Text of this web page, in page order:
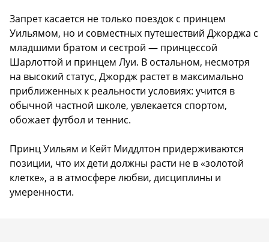
Запрет касается не только поездок с принцем
Уильямом, но и совместных путешествий Джорджа с
младшими братом и сестрой — принцессой
Шарлоттой и принцем Луи. В остальном, несмотря
на высокий статус, Джордж растет в максимально
приближенных к реальности условиях: учится в
обычной частной школе, увлекается спортом,
обожает футбол и теннис.
Принц Уильям и Кейт Миддлтон придерживаются
позиции, что их дети должны расти не в «золотой
клетке», а в атмосфере любви, дисциплины и
умеренности.